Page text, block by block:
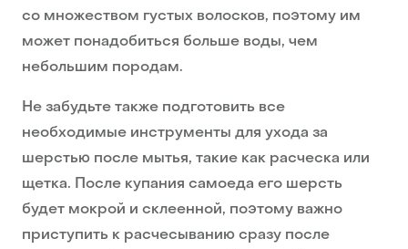
со множеством густых волосков, поэтому им
может понадобиться больше воды, чем
небольшим породам.
Не забудьте также подготовить все
необходимые инструменты для ухода за
шерстью после мытья, такие как расческа или
щетка. После купания самоеда его шерсть
будет мокрой и склеенной, поэтому важно
приступить к расчесыванию сразу после